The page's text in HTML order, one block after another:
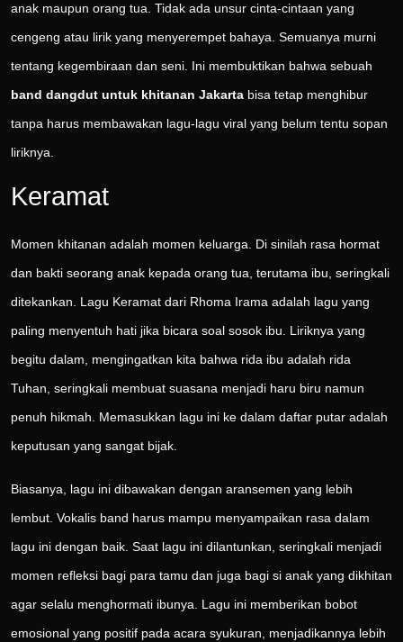
anak maupun orang tua. Tidak ada unsur cinta-cintaan yang
cengeng atau lirik yang menyerempet bahaya. Semuanya murni
tentang kegembiraan dan seni. Ini membuktikan bahwa sebuah
band dangdut untuk khitanan Jakarta bisa tetap menghibur
tanpa harus membawakan lagu-lagu viral yang belum tentu sopan
liriknya.
Keramat
Momen khitanan adalah momen keluarga. Di sinilah rasa hormat
dan bakti seorang anak kepada orang tua, terutama ibu, seringkali
ditekankan. Lagu Keramat dari Rhoma Irama adalah lagu yang
paling menyentuh hati jika bicara soal sosok ibu. Liriknya yang
begitu dalam, mengingatkan kita bahwa rida ibu adalah rida
Tuhan, seringkali membuat suasana menjadi haru biru namun
penuh hikmah. Memasukkan lagu ini ke dalam daftar putar adalah
keputusan yang sangat bijak.
Biasanya, lagu ini dibawakan dengan aransemen yang lebih
lembut. Vokalis band harus mampu menyampaikan rasa dalam
lagu ini dengan baik. Saat lagu ini dilantunkan, seringkali menjadi
momen refleksi bagi para tamu dan juga bagi si anak yang dikhitan
agar selalu menghormati ibunya. Lagu ini memberikan bobot
emosional yang positif pada acara syukuran, menjadikannya lebih